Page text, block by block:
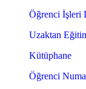
Öğrenci İşleri
Uzaktan
Kütüphane
Öğrenci